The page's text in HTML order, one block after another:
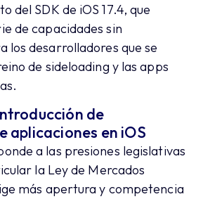
del SDK de iOS 17.4, que
de capacidades sin
los desarrolladores que se
de sideloading y las apps
de
aplicaciones en iOS
a las presiones legislativas
la Ley de Mercados
más apertura y competencia